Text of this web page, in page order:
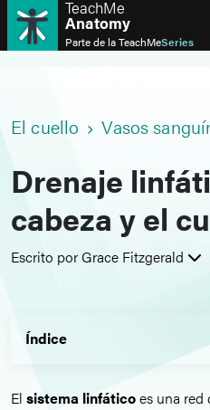
TeachMe
Anatomy
Parte de laTeachMeSeries
El cuello Vasos
Drenaje
cabeza y el
Escrito por Grace Fitzgerald
Índice
El sistema linfáticoes una red